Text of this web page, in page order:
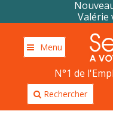
Valérie
Menu
N°1 de
Rechercher